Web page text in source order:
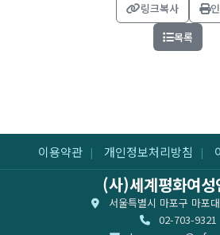
링크복사
목록
이용약관 | 개인정보처리방침 |
(사)세계평화여성
서울특별시 마포구 마포
02-703-9321